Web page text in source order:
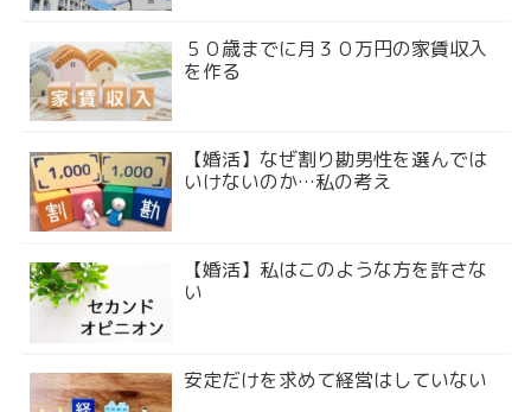
５０歳までに月３０万円の家賃収入
を作る
【婚活】なぜ割り勘男性を選んでは
いけないのか…私の考え
【婚活】私はこのような方を許さな
い
安定だけを求めて経営はしていない